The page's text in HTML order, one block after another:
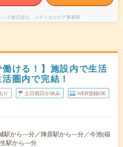
ング株式会社 メディカルケア事業部
働ける！】施設内で生活
圏内で完結！
り 土日祝日が休み WEB登録OK
駅から---分／陣原駅から---分／今池(福
駅から---分